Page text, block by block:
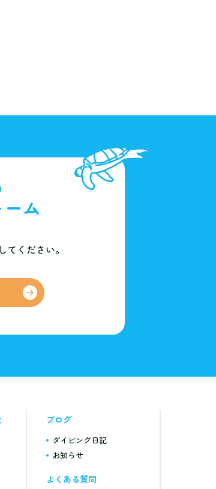
ム
てください。
ブログ
ダイビング日記
お知らせ
よくある質問